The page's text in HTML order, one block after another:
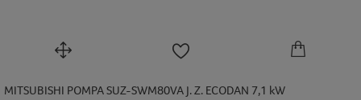
MITSUBISHI POMPA SUZ-SWM80VA J. Z. ECODAN 7,1 kW